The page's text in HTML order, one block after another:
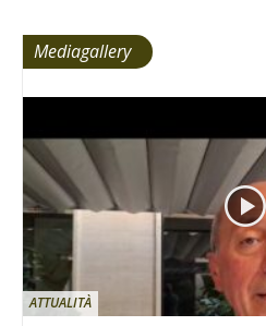
Mediagallery
ATTUALITÀ